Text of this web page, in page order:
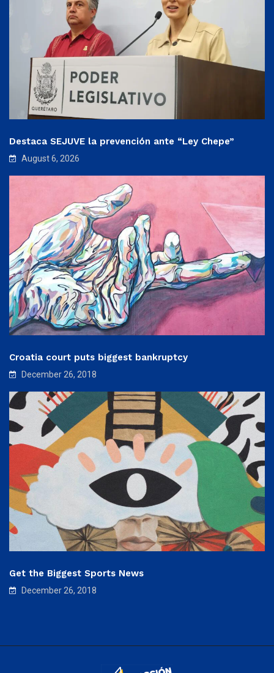
Destaca SEJUVE la prevención ante “Ley Chepe”
August 6, 2026
Croatia court puts biggest bankruptcy
December 26, 2018
Get the Biggest Sports News
December 26, 2018